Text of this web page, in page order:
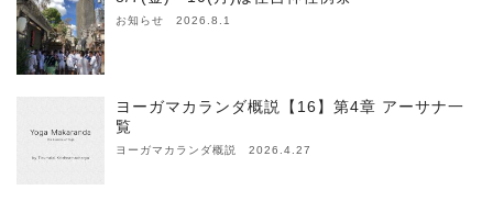
お知らせ 2026.8.1
ヨーガマカランダ概説【16】第4章 アーサナ一
覧
ヨーガマカランダ概説 2026.4.27